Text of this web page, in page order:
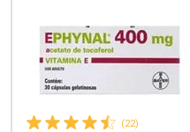
(22)